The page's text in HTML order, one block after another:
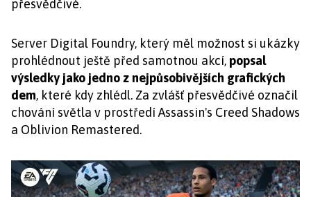
přesvědčivé.
Server Digital Foundry, který měl možnost si ukázky
prohlédnout ještě před samotnou akcí,popsal
výsledky jako jedno z nejpůsobivějších grafických
dem, které kdy zhlédl. Za zvlášť přesvědčivé označil
chování světla v prostředí Assassin's Creed Shadows
a Oblivion Remastered.